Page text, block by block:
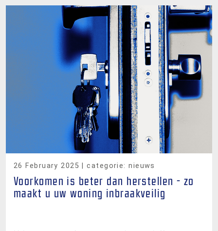
26 February 2025 | categorie: nieuws
Voorkomen is beter dan herstellen - zo
maakt u uw woning inbraakveilig